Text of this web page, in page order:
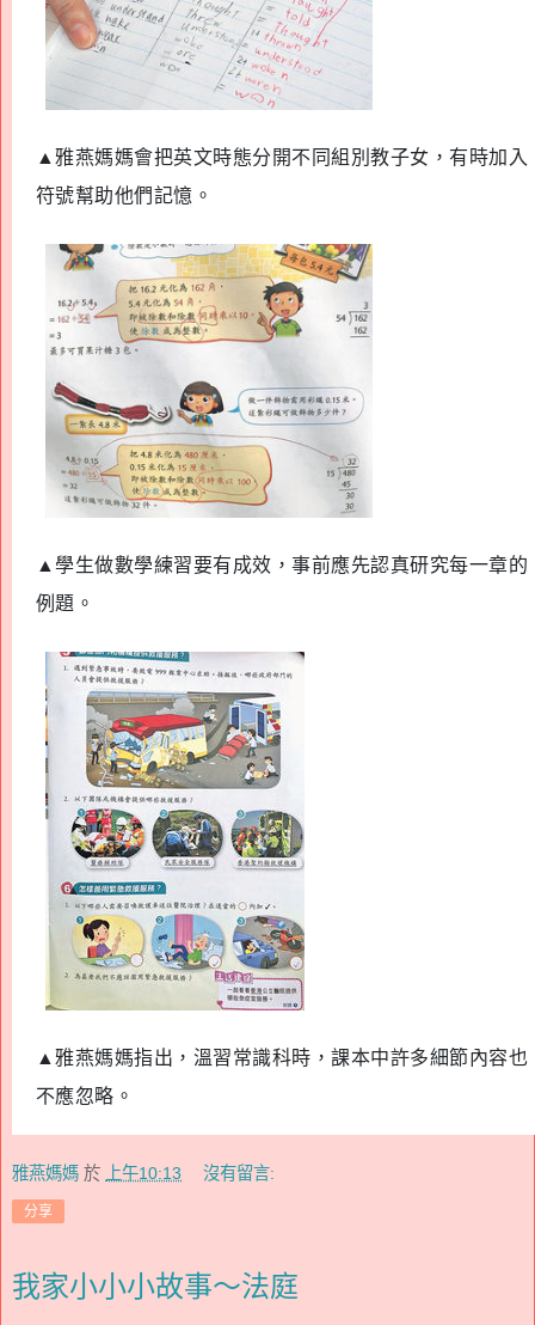
▲雅燕媽媽會把英文時態分開不同組別教子女，有時加入
符號幫助他們記憶。
▲學生做數學練習要有成效，事前應先認真研究每一章的
例題。
▲ 雅燕媽媽指出，溫習常識科時，課本中許多細節內容也
不應忽略。
雅燕媽媽 於 上午10:13 沒有留言:
分享
我家小小小故事～法庭